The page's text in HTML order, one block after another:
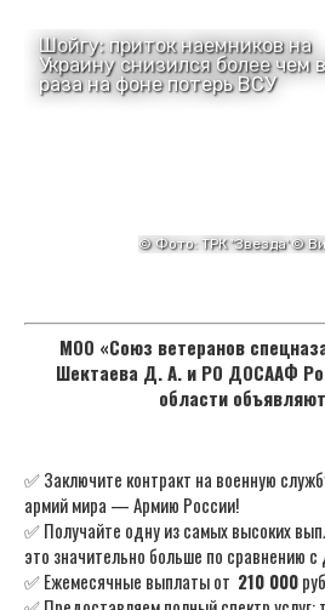
МОО «Союз ветеранов
Шектаева Д. А. и РО ДОСААФ
области
✅ Заключите контракт на военную
армий мира — Армию России!
✅ Получайте одну из самых высоких
это значительно больше по сравнению с
✅ Ежемесячные выплаты от 210 000